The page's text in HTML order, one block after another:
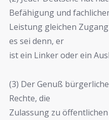
Befähigung und
Leistung gleichen
es sei denn, er
ist ein Linker oder ein
(3) Der Genuß
Rechte, die
Zulassung zu